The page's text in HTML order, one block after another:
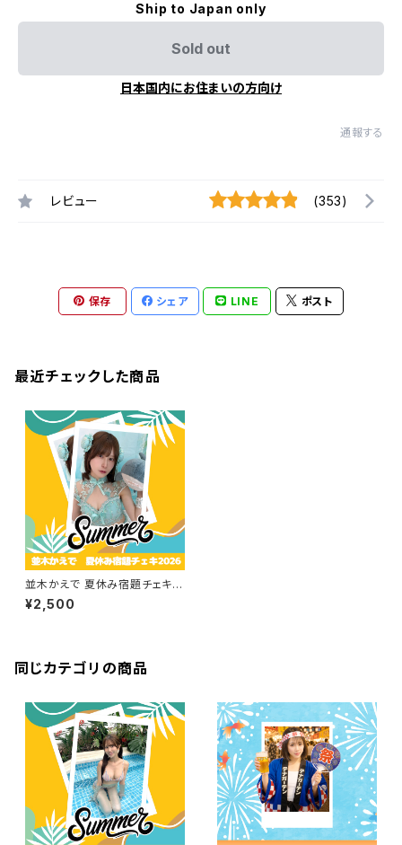
Ship to Japan only
Sold out
日本国内にお住まいの方向け
通報する
レビュー (353)
保存 シェア LINE ポスト
最近チェックした商品
並木かえで 夏休み宿題チェキ 2
026
¥2,500
同じカテゴリの商品